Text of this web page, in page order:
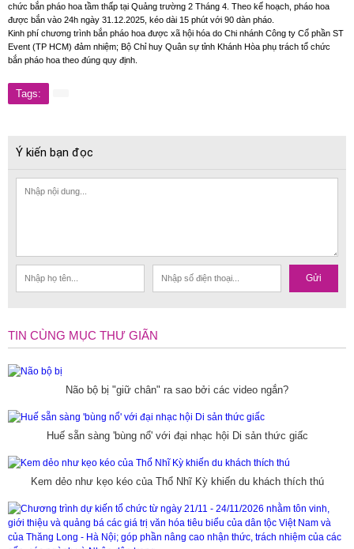
chức bắn pháo hoa tầm thấp tại Quảng trường 2 Tháng 4. Theo kế hoạch, pháo hoa
được bắn vào 24h ngày 31.12.2025, kéo dài 15 phút với 90 dàn pháo.
Kinh phí chương trình bắn pháo hoa được xã hội hóa do Chi nhánh Công ty Cổ phần ST
Event (TP HCM) đảm nhiệm; Bộ Chỉ huy Quân sự tỉnh Khánh Hòa phụ trách tổ chức
bắn pháo hoa theo đúng quy định.
Tags:
Ý kiến bạn đọc
Gửi
TIN CÙNG MỤC THƯ GIÃN
Não bộ bị "giữ chân" ra sao bởi các video ngắn?
Huế sẵn sàng 'bùng nổ' với đại nhạc hội Di sản thức giấc
Kem dẻo như kẹo kéo của Thổ Nhĩ Kỳ khiến du khách thích thú